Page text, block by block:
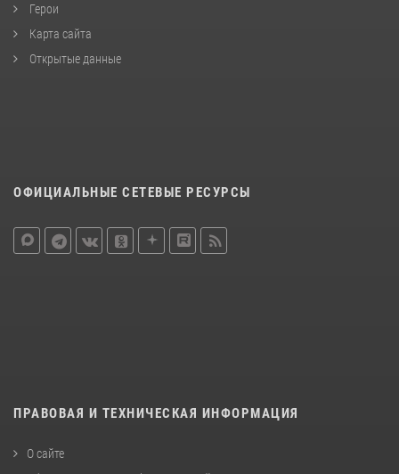
Герои
Карта сайта
Открытые данные
ОФИЦИАЛЬНЫЕ СЕТЕВЫЕ РЕСУРСЫ
ПРАВОВАЯ И ТЕХНИЧЕСКАЯ ИНФОРМАЦИЯ
О сайте